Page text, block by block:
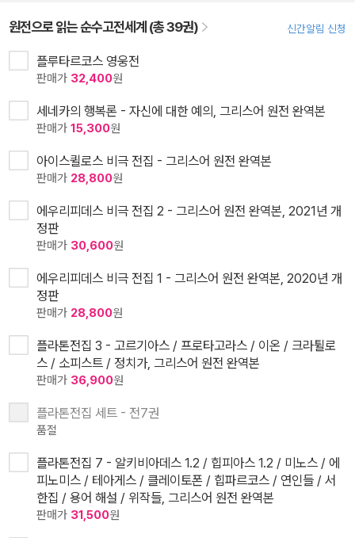
원전으로 읽는 순수고전세계 (총 39권) 신간알림 신청
플루타르코스 영웅전
판매가 32,400원
세네카의 행복론 - 자신에 대한 예의, 그리스어 원전 완역본
판매가 15,300원
아이스퀼로스 비극 전집 - 그리스어 원전 완역본
판매가 28,800원
에우리피데스 비극 전집 2 - 그리스어 원전 완역본, 2021년 개
정판
판매가 30,600원
에우리피데스 비극 전집 1 - 그리스어 원전 완역본, 2020년 개
정판
판매가 28,800원
플라톤전집 3 - 고르기아스 / 프로타고라스 / 이온 / 크라튈로
스 / 소피스트 / 정치가, 그리스어 원전 완역본
판매가 36,900원
플라톤전집 세트 - 전7권
품절
플라톤전집 7 - 알키비아데스 1.2 / 힙피아스 1.2 / 미노스 / 에
피노미스 / 테아게스 / 클레이토폰 / 힙파르코스 / 연인들 / 서
한집 / 용어 해설 / 위작들, 그리스어 원전 완역본
판매가 31,500원